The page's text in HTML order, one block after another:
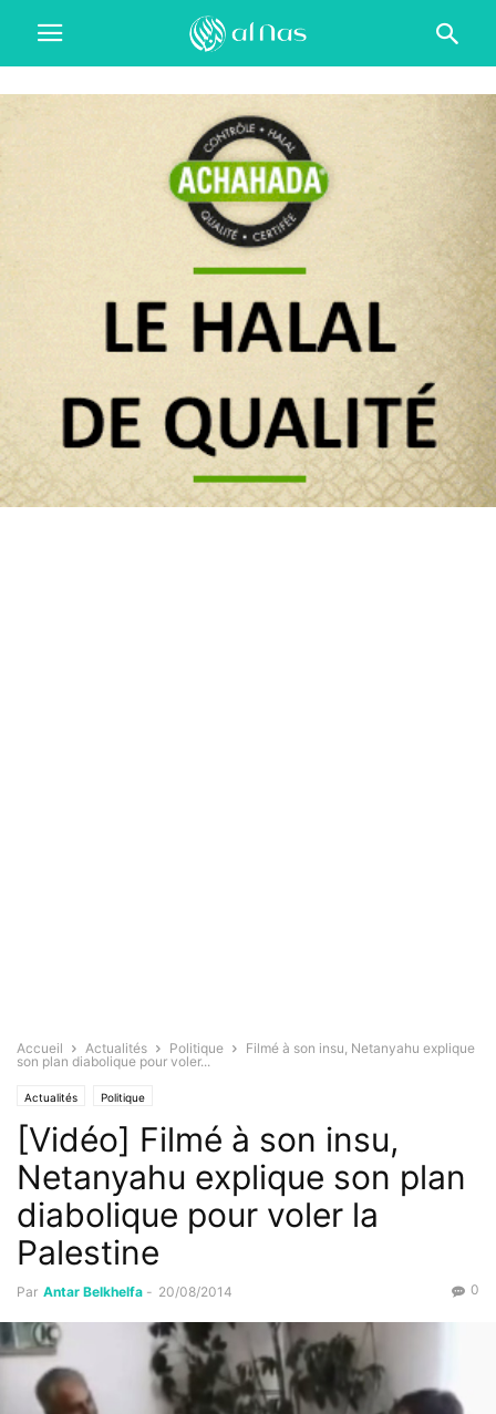
Accueil Actualités Politique
Filmé à son insu, Netanyahu explique
son plan diabolique pour voler...
Actualités Politique
[Vidéo] Filmé à son insu,
Netanyahu explique son plan
diabolique pour voler la
Palestine
Par Antar Belkhelfa - 20/08/2014 0